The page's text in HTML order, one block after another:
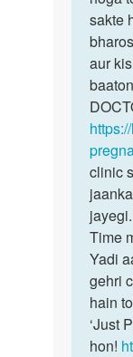
sakte
aur
clinic
Time
Yadi
gehri
hain
‘Just
hon!